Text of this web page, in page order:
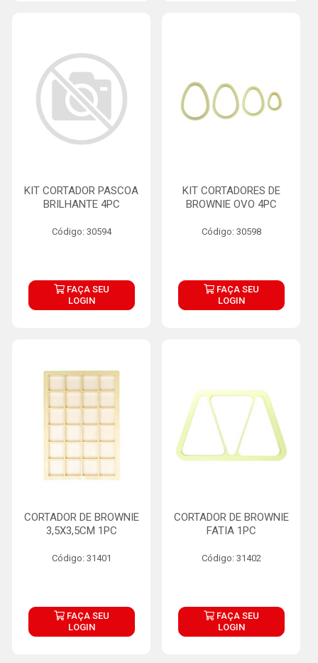
KIT CORTADOR PASCOA
BRILHANTE 4PC
Código: 30594
FAÇA SEU
LOGIN
KIT CORTADORES DE
BROWNIE OVO 4PC
Código: 30598
FAÇA SEU
LOGIN
CORTADOR DE BROWNIE
3,5X3,5CM 1PC
Código: 31401
FAÇA SEU
LOGIN
CORTADOR DE BROWNIE
FATIA 1PC
Código: 31402
FAÇA SEU
LOGIN